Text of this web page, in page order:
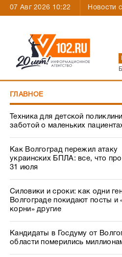
07 Авг 2026 10:22 Новости
ГЛАВНОЕ
Техника для детской
заботой о маленьких
Как Волгоград пережил атаку
украинских БПЛА: все, что
31 июля
Силовики и сроки: как одни
Волгограде покидают посты и
корни» другие
Кандидаты в Госдуму от
области померились